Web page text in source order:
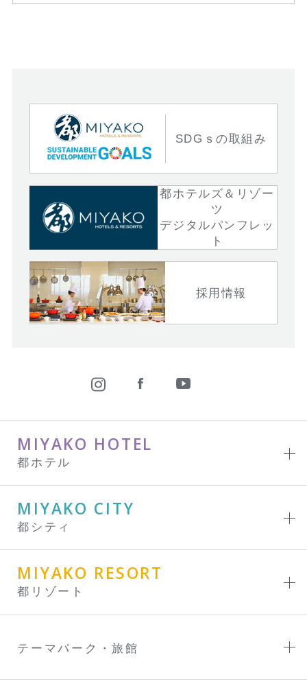
SDGｓの取組み
都ホテルズ＆リゾー
ツ
デジタルパンフレッ
ト
採用情報
MIYAKO HOTEL
都ホテル
MIYAKO CITY
都シティ
MIYAKO RESORT
都リゾート
テーマパーク・旅館